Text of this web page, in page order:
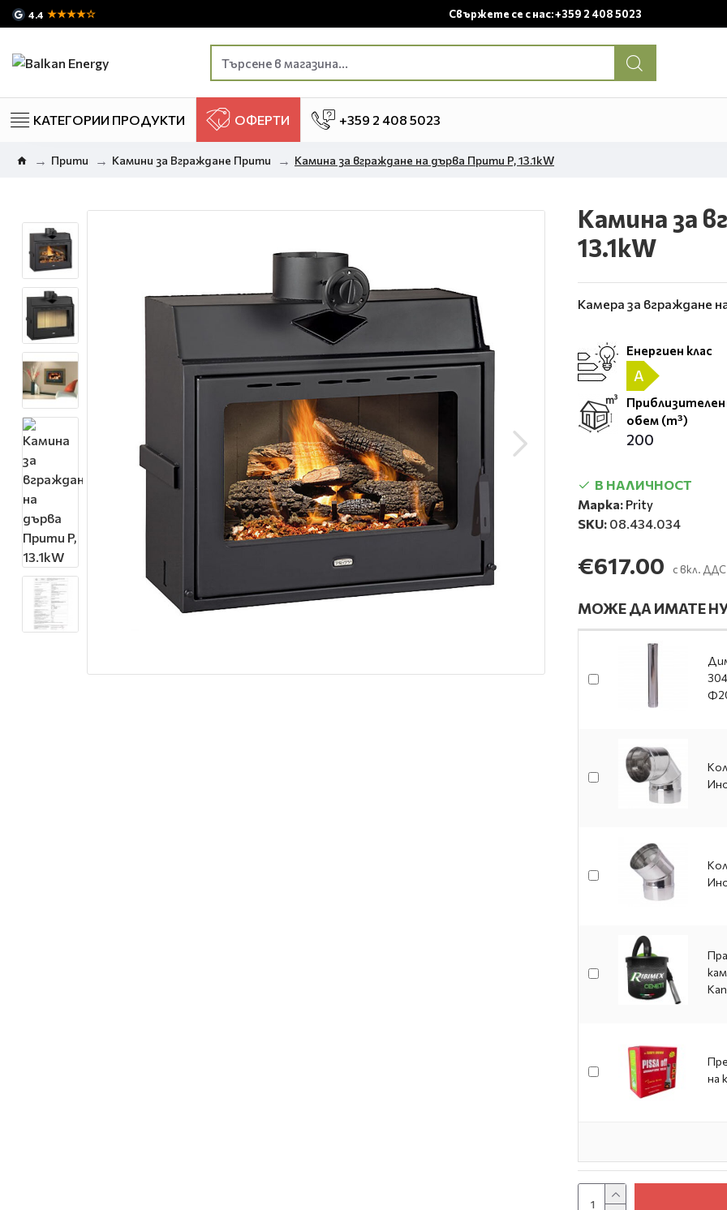
4.4 ★★★★☆ Свържете се с нас: +359 2 408 5023
КАТЕГОРИИ ПРОДУКТИ ОФЕРТИ +359 2 408 5023
Прити Камини за Вграждане Прити Камина за вграждане на дърва Прити P, 13.1kW
Камина за
13.1kW
Камера за вграждане
Енергиен клас
A
обем (m³)
200
В НАЛИЧНОСТ
Марка: Prity
SKU: 08.434.034
€617.00 с вкл. ДДС
МОЖЕ ДА ИМАТЕ
на